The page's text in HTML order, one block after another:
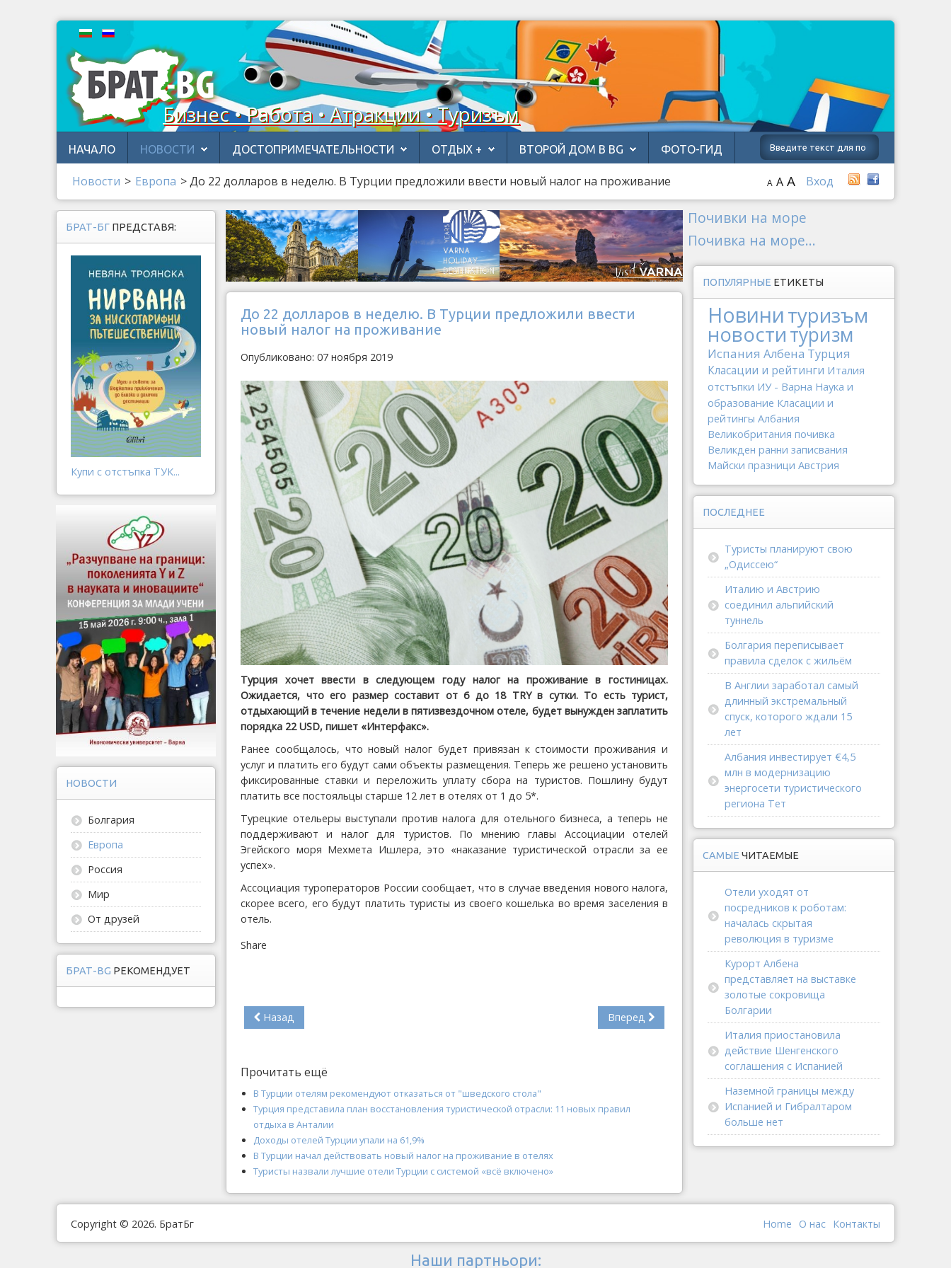
Бизнес • Работа • Атракции • Туризъм
НАЧАЛО НОВОСТИ ДОСТОПРИМЕЧАТЕЛЬНОСТИ ОТДЫХ + ВТОРОЙ ДОМ В BG ФОТО-ГИД
Новости > Европа >До 22 долларов в неделю. В Турции предложили ввести новый налог на проживание Вход
A A A
До 22 долларов в неделю. В Турции предложили ввести
новый налог на проживание
Опубликовано: 07 ноября 2019
Турция хочет ввести в следующем году налог на проживание в гостиницах.
Ожидается, что его размер составит от 6 до 18 TRY в сутки. То есть турист,
отдыхающий в течение недели в пятизвездочном отеле, будет вынужден заплатить
порядка 22 USD, пишет «Интерфакс».
Ранее сообщалось, что новый налог будет привязан к стоимости проживания и
услуг и платить его будут сами объекты размещения. Теперь же решено установить
фиксированные ставки и переложить уплату сбора на туристов. Пошлину будут
платить все постояльцы старше 12 лет в отелях от 1 до 5*.
Турецкие отельеры выступали против налога для отельного бизнеса, а теперь не
поддерживают и налог для туристов. По мнению главы Ассоциации отелей
Эгейского моря Мехмета Ишлера, это «наказание туристической отрасли за ее
успех».
Ассоциация туроператоров России сообщает, что в случае введения нового налога,
скорее всего, его будут платить туристы из своего кошелька во время заселения в
отель.
Share
Назад Вперед
Прочитать ещё
В Турции отелям рекомендуют отказаться от "шведского стола"
Турция представила план восстановления туристической отрасли: 11 новых правил
отдыха в Анталии
Доходы отелей Турции упали на 61,9%
В Турции начал действовать новый налог на проживание в отелях
Туристы назвали лучшие отели Турции с системой «всё включено»
БРАТ-БГ ПРЕДСТАВЯ:
Купи с отстъпка ТУК...
НОВОСТИ
Болгария
Европа
Россия
Мир
От друзей
БРАТ-BG РЕКОМЕНДУЕТ
Почивки на море
Почивка на море...
ПОПУЛЯРНЫЕ ЕТИКЕТЫ
Новинитуризъм
новоституризм
Испания Албена Турция
Класации и рейтинги Италия
отстъпки ИУ - Варна Наука и
образование Класации и
рейтингы Албания
Великобритания почивка
Великден ранни записвания
Майски празници Австрия
ПОСЛЕДНЕЕ
Туристы планируют свою
„Одиссею“
Италию и Австрию
соединил альпийский
туннель
Болгария переписывает
правила сделок с жильём
В Англии заработал самый
длинный экстремальный
спуск, которого ждали 15
лет
Албания инвестирует €4,5
млн в модернизацию
энергосети туристического
региона Тет
САМЫЕ ЧИТАЕМЫЕ
Отели уходят от
посредников к роботам:
началась скрытая
революция в туризме
Курорт Албена
представляет на выставке
золотые сокровища
Болгарии
Италия приостановила
действие Шенгенского
соглашения с Испанией
Наземной границы между
Испанией и Гибралтаром
больше нет
Copyright © 2026. БратБг Контакты
О наc
Home
Наши партньори: